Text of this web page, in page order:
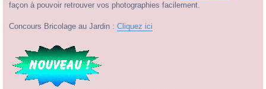
façon à pouvoir retrouver vos photographies facilement.
Concours Bricolage au Jardin : Cliquez ici